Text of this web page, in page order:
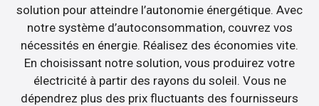
solution pour atteindre l’autonomie énergétique. Avec
notre système d’autoconsommation, couvrez vos
nécessités en énergie. Réalisez des économies vite.
En choisissant notre solution, vous produirez votre
électricité à partir des rayons du soleil. Vous ne
dépendrez plus des prix fluctuants des fournisseurs